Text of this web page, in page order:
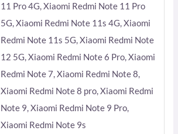
11 Pro 4G, Xiaomi Redmi Note 11 Pro
5G, Xiaomi Redmi Note 11s 4G, Xiaomi
Redmi Note 11s 5G, Xiaomi Redmi Note
12 5G, Xiaomi Redmi Note 6 Pro, Xiaomi
Redmi Note 7, Xiaomi Redmi Note 8,
Xiaomi Redmi Note 8 pro, Xiaomi Redmi
Note 9, Xiaomi Redmi Note 9 Pro,
Xiaomi Redmi Note 9s